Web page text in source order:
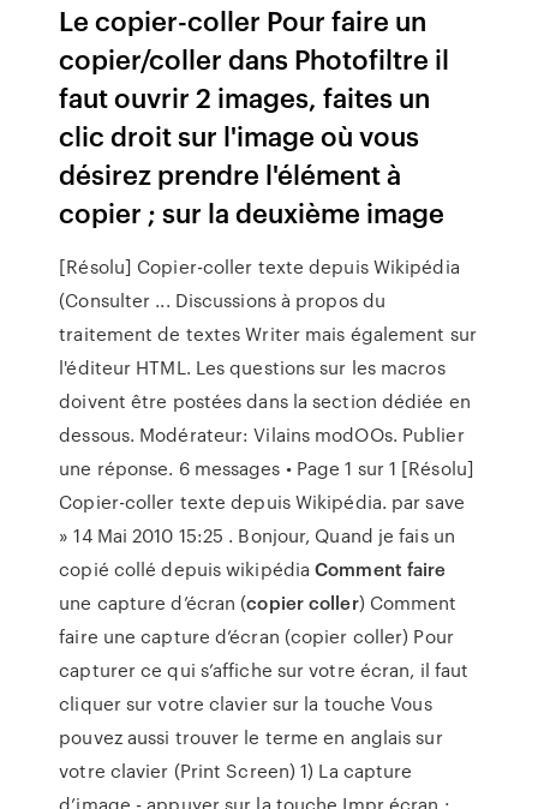
Le copier-coller Pour faire un
copier/coller dans Photofiltre il
faut ouvrir 2 images, faites un
clic droit sur l'image où vous
désirez prendre l'élément à
copier ; sur la deuxième image
[Résolu] Copier-coller texte depuis Wikipédia
(Consulter ... Discussions à propos du
traitement de textes Writer mais également sur
l'éditeur HTML. Les questions sur les macros
doivent être postées dans la section dédiée en
dessous. Modérateur: Vilains modOOs. Publier
une réponse. 6 messages • Page 1 sur 1 [Résolu]
Copier-coller texte depuis Wikipédia. par save
» 14 Mai 2010 15:25 . Bonjour, Quand je fais un
copié collé depuis wikipédiaComment faire
une capture d’écran (copier coller) Comment
faire une capture d’écran (copier coller) Pour
capturer ce qui s’affiche sur votre écran, il faut
cliquer sur votre clavier sur la touche Vous
pouvez aussi trouver le terme en anglais sur
votre clavier (Print Screen) 1) La capture
d’image - appuyer sur la touche Impr écran :